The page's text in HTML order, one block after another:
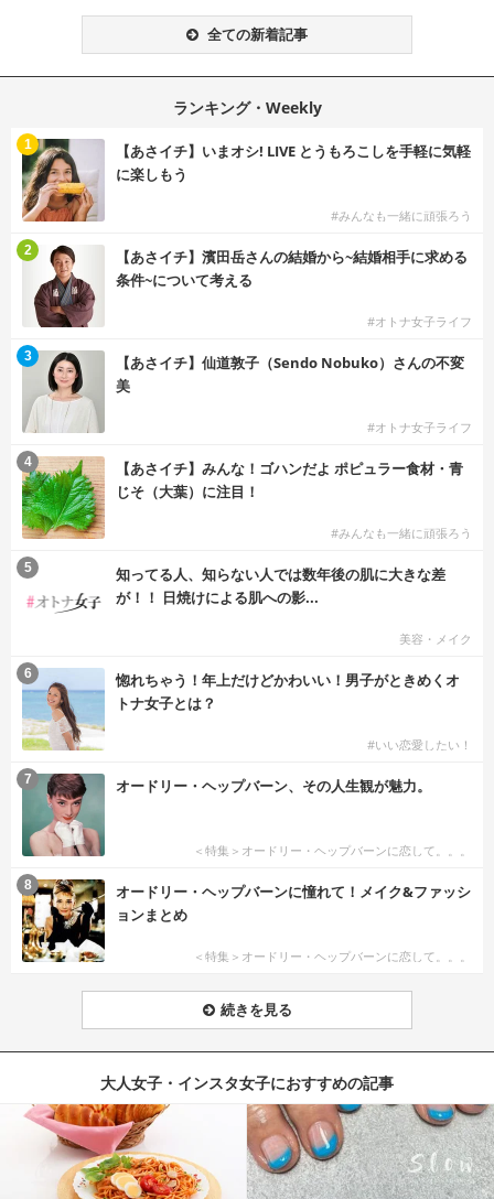
全ての新着記事
ランキング・Weekly
【あさイチ】いまオシ! LIVE とうもろこしを手軽に気軽
に楽しもう
#みんなも一緒に頑張ろう
1
【あさイチ】濱田岳さんの結婚から~結婚相手に求める
条件~について考える
#オトナ女子ライフ
2
【あさイチ】仙道敦子（Sendo Nobuko）さんの不変
美
#オトナ女子ライフ
3
【あさイチ】みんな！ゴハンだよ ポピュラー食材・青
じそ（大葉）に注目！
#みんなも一緒に頑張ろう
4
知ってる人、知らない人では数年後の肌に大きな差
が！！ 日焼けによる肌への影...
美容・メイク
5
惚れちゃう！年上だけどかわいい！男子がときめくオ
トナ女子とは？
#いい恋愛したい！
6
オードリー・ヘップバーン、その人生観が魅力。
＜特集＞オードリー・ヘップバーンに恋して。。。
7
オードリー・ヘップバーンに憧れて！メイク&ファッシ
ョンまとめ
＜特集＞オードリー・ヘップバーンに恋して。。。
8
続きを見る
大人女子・インスタ女子におすすめの記事